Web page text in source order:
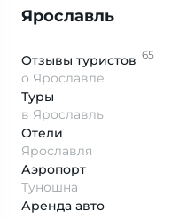
Ярославль
Отзывы туристов 65
о Ярославле
Туры
в Ярославль
Отели
Ярославля
Аэропорт
Туношна
Аренда авто